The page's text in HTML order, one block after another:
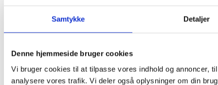
Samtykke Detaljer
Denne hjemmeside bruger cookies
Vi bruger cookies til at tilpasse vores indhold og annoncer,
analysere vores trafik. Vi deler også oplysninger om din